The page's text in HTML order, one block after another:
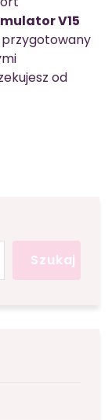
V15
przygotowany
od
Szukaj